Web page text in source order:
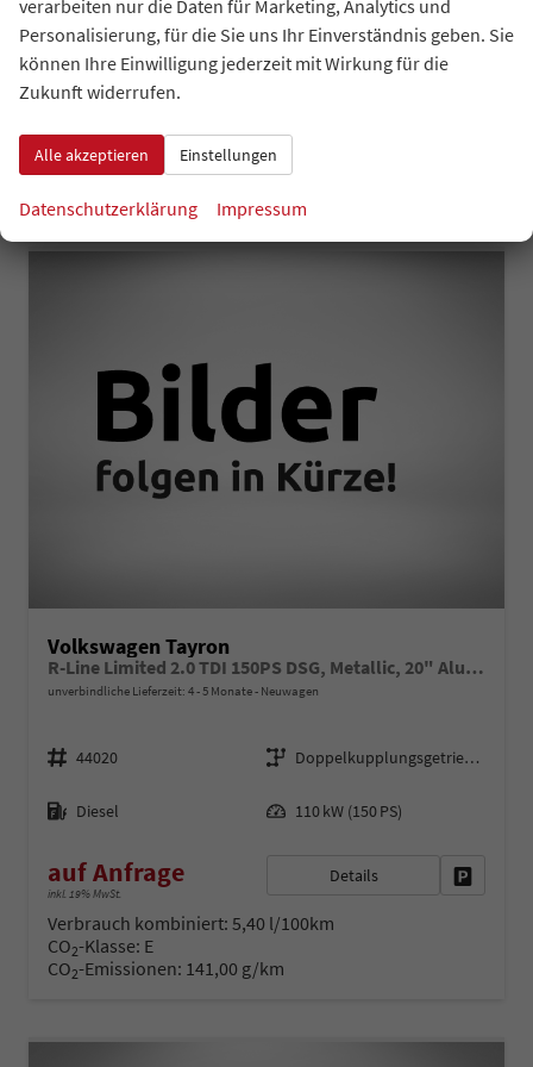
Kraftstoff
Diesel
Leistung
142 kW (193 PS)
auf Anfrage
inkl. 19% MwSt.
Verbrauch kombiniert:6,20 l/100km
CO2-Klasse: F
CO -Emissionen:162,00 g/km
Volkswagen Tayron
R-Line Limited 2.0 TDI 150PS DSG, Metallic, 20" Alu LEEDS, IQ LIGHT MATRIX-LED, HEAD-UP, ERGOACTIV-Sitz+Massage, Winterpaket, Elektr. Heckklappe, ParkAssist, Parksensoren v/h, 360°Kamera, Radio 15"/App-Connect, Alarm, Keyless, 3Z-Climatronic, ACC, Dachreling
unverbindliche Lieferzeit: 4 - 5 Monate Neuwagen
Fahrzeugnr.
44020
Getriebe
Doppelkupplungsgetriebe (DSG)
Kraftstoff
Diesel 110 kW (150 PS)
auf Anfrage
inkl. 19% MwSt.
Details
Verbrauch kombiniert: 5,40 l/100km
CO2-Klasse: E
CO2-Emissionen: 141,00 g/km
verarbeiten nur die Daten für Marketing, Analytics und
Personalisierung, für die Sie uns Ihr Einverständnis geben. Sie
können Ihre Einwilligung jederzeit mit Wirkung für die
Zukunft widerrufen.
Alle akzeptieren Einstellungen
Datenschutzerklärung Impressum